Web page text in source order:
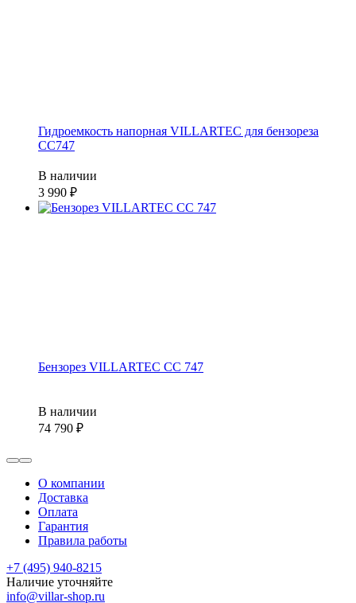
Гидроемкость напорная VILLARTEC для бензореза
CC747
В наличии
3 990
Бензорез VILLARTEC СС 747
В наличии
74 790
О компании
Доставка
Оплата
Гарантия
Правила работы
+7 (495) 940-8215
Наличие уточняйте
info@villar-shop.ru